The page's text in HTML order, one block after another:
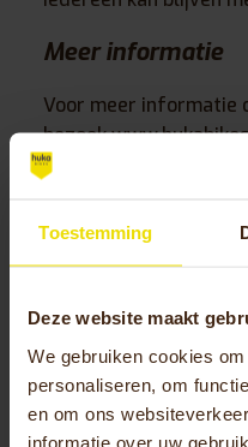
Toestemming
Deze website maakt
We gebruiken cookies
personaliseren, om
en om ons
informatie over uw
Meer informatie
Voor meer informatie
bezoek
ons op via
de gewoonste zaak
workout en van
betrokken team en
ontwikkelen we